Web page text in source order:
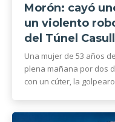
Morón: cayó
un violento
del Túnel
Una mujer de 53 años
plena mañana por dos
con un cúter, la